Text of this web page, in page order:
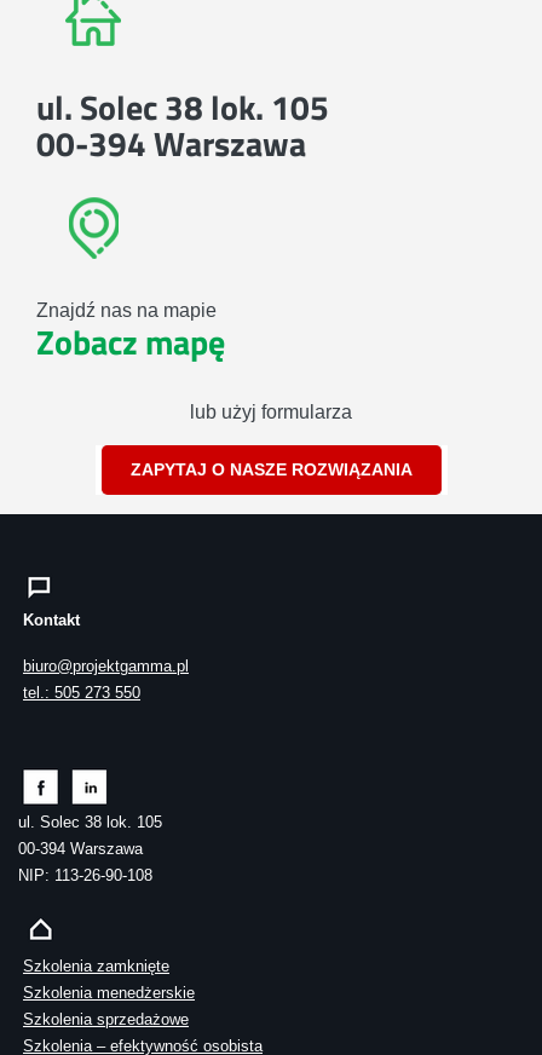
ul. Solec 38 lok. 105
00-394 Warszawa
Znajdź nas na mapie
Zobacz mapę
lub użyj formularza
ZAPYTAJ O NASZE ROZWIĄZANIA
Kontakt
biuro@projektgamma.pl
tel.: 505 273 550
ul. Solec 38 lok. 105
00-394 Warszawa
NIP: 113-26-90-108
Szkolenia zamknięte
Szkolenia menedżerskie
Szkolenia sprzedażowe
Szkolenia – efektywność osobista